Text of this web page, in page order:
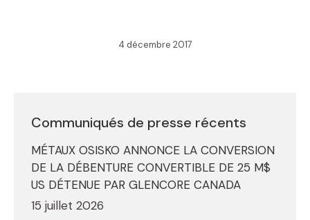
4 décembre 2017
Communiqués de presse récents
MÉTAUX OSISKO ANNONCE LA CONVERSION
DE LA DÉBENTURE CONVERTIBLE DE 25 M$
US DÉTENUE PAR GLENCORE CANADA
15 juillet 2026